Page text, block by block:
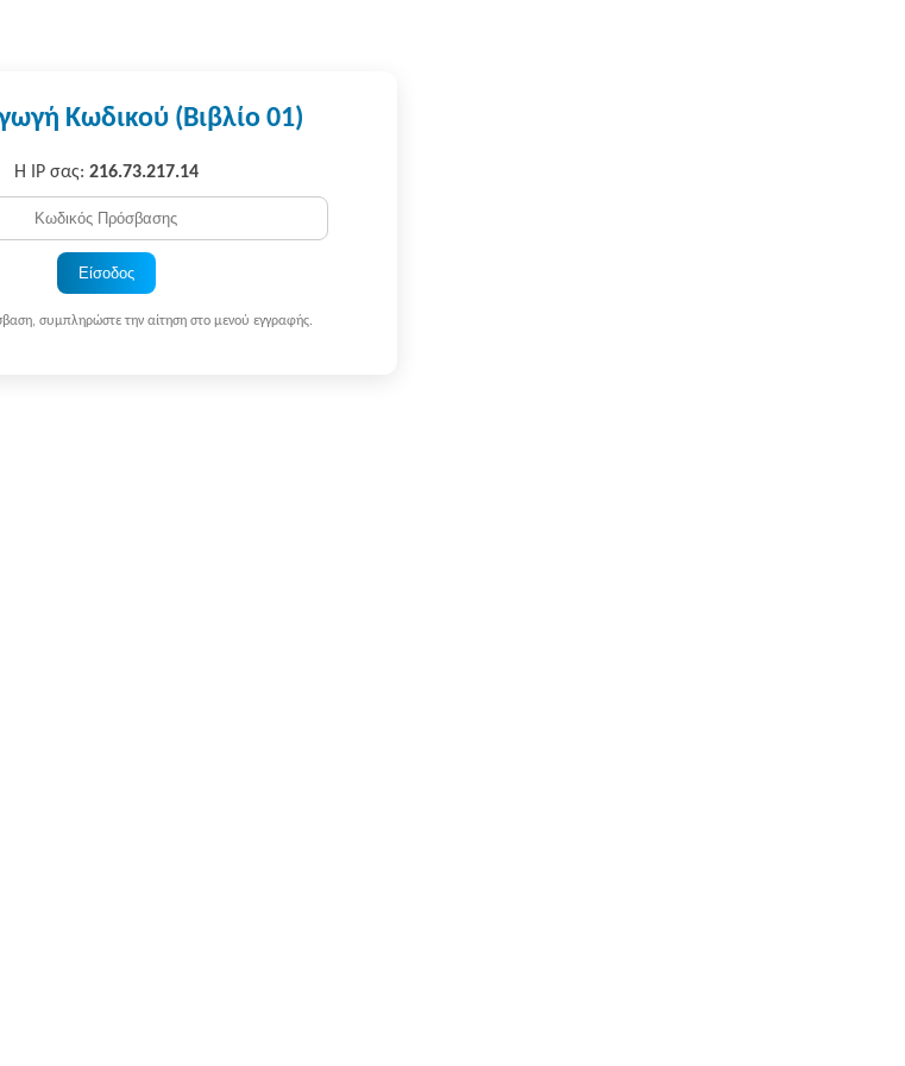
Κωδικού (Βιβλίο 01)
Η IP σας: 216.73.217.14
Είσοδος
συμπληρώστε την αίτηση στο μενού εγγραφής.